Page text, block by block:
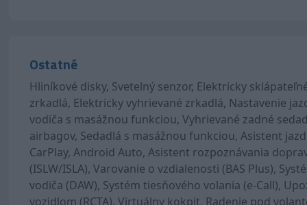
Ostatné
Hliníkové disky, Svetelný senzor, Elektricky
zrkadlá, Elektricky vyhrievané zrkadlá, Nastavenie
vodiča s masážnou funkciou, Vyhrievané zadné
airbagov, Sedadlá s masážnou funkciou, Asistent
CarPlay, Android Auto, Asistent rozpoznávania
(ISLW/ISLA), Varovanie o vzdialenosti (BAS Plus),
vodiča (DAW), Systém tiesňového volania (e-Call),
vozidlom (RCTA), Virtuálny kokpit, Radenie pod